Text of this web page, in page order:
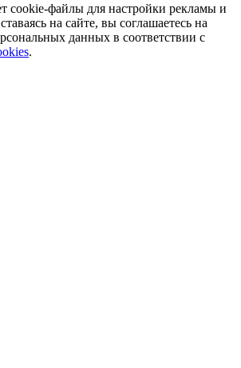
cookie-файлы для настройки рекламы и
на сайте, вы соглашаетесь на
данных в соответствии с
.